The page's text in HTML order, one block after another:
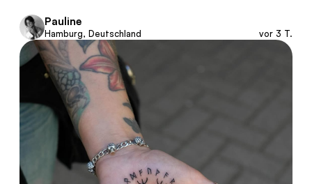
Pauline
Hamburg, Deutschland vor 3 T.